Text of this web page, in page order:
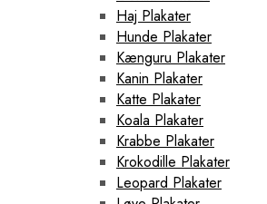
Haj Plakater
Hunde Plakater
Kænguru Plakater
Kanin Plakater
Katte Plakater
Koala Plakater
Krabbe Plakater
Krokodille Plakater
Leopard Plakater